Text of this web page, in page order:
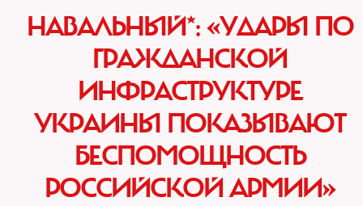
НАВАЛЬНЫЙ*: «УДАРЫ ПО
ГРАЖДАНСКОЙ
ИНФРАСТРУКТУРЕ
УКРАИНЫ ПОКАЗЫВАЮТ
БЕСПОМОЩНОСТЬ
РОССИЙСКОЙ АРМИИ»‎